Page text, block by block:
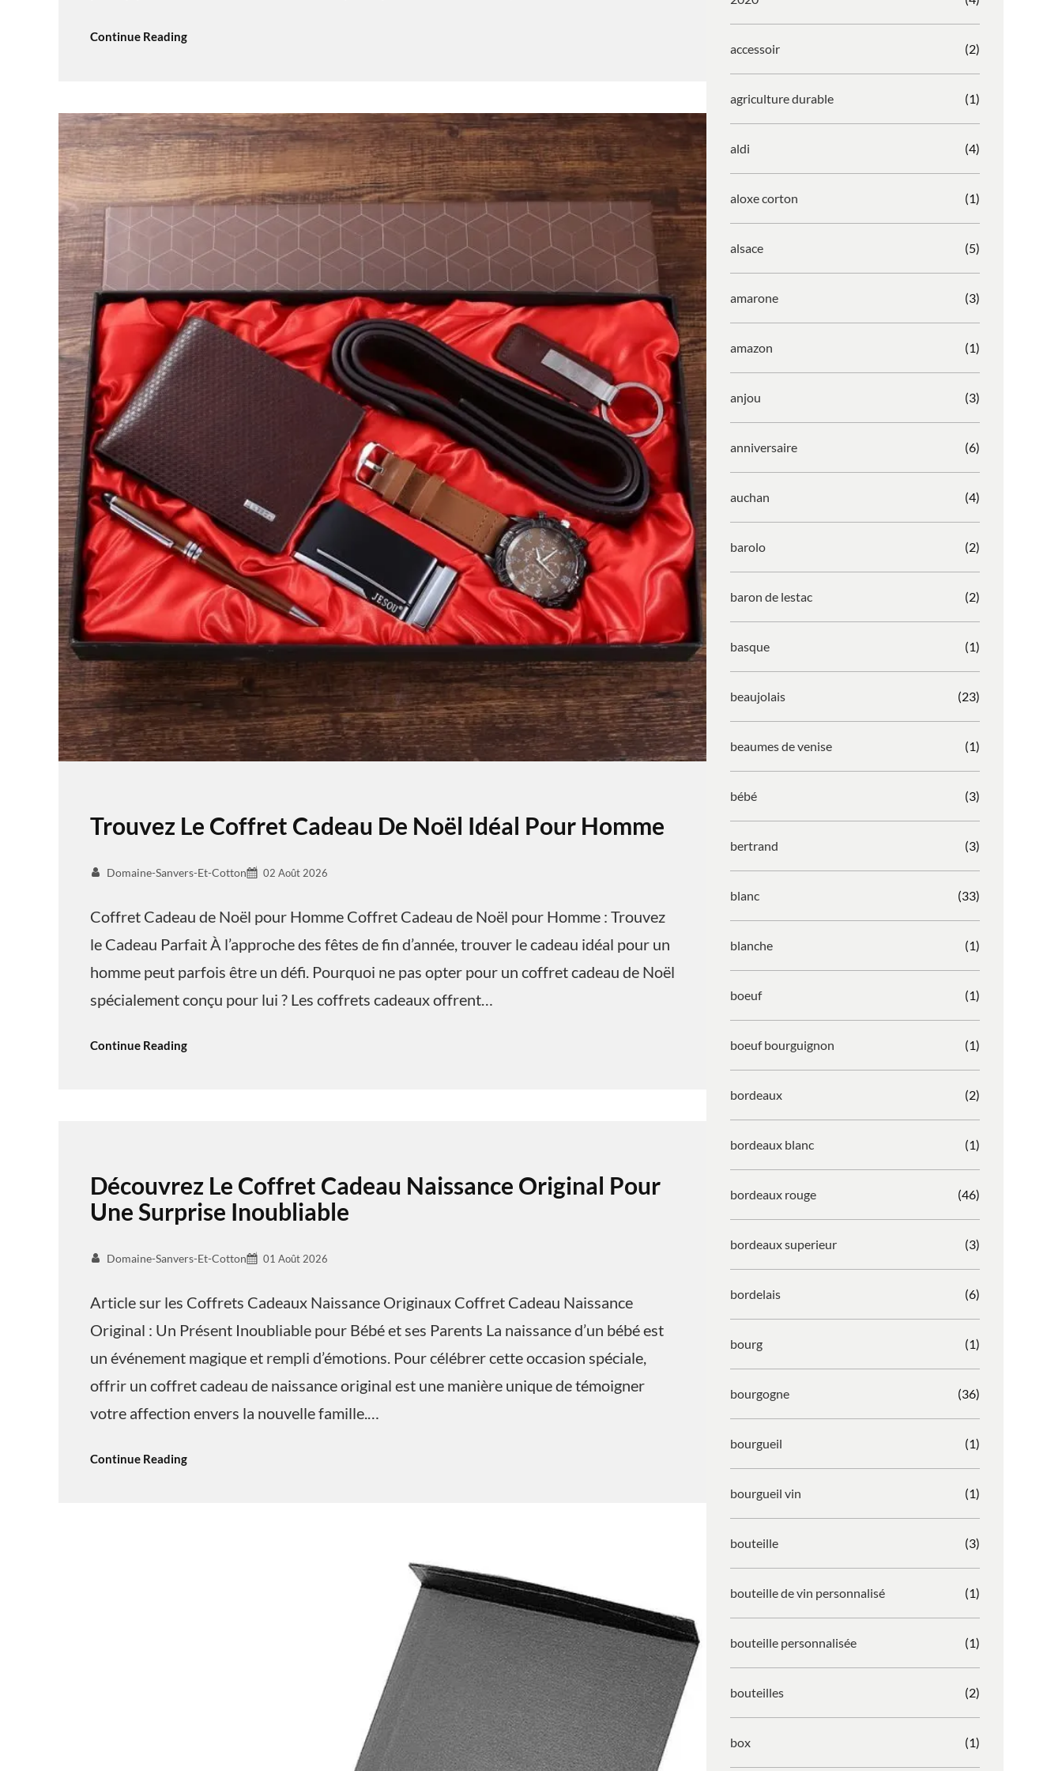
Continue Reading
Trouvez Le Coffret Cadeau De Noël Idéal Pour Homme
Domaine-Sanvers-Et-Cotton 02 Août 2026
Coffret Cadeau de Noël pour Homme Coffret Cadeau de Noël pour Homme : Trouvez
le Cadeau Parfait À l’approche des fêtes de fin d’année, trouver le cadeau idéal pour un
homme peut parfois être un défi. Pourquoi ne pas opter pour un coffret cadeau de Noël
spécialement conçu pour lui ? Les coffrets cadeaux offrent…
Continue Reading
Découvrez Le Coffret Cadeau Naissance Original Pour
Une Surprise Inoubliable
Domaine-Sanvers-Et-Cotton 01 Août 2026
Article sur les Coffrets Cadeaux Naissance Originaux Coffret Cadeau Naissance
Original : Un Présent Inoubliable pour Bébé et ses Parents La naissance d’un bébé est
un événement magique et rempli d’émotions. Pour célébrer cette occasion spéciale,
offrir un coffret cadeau de naissance original est une manière unique de témoigner
votre affection envers la nouvelle famille.…
Continue Reading
accessoir (2)
agriculture durable (1)
aldi (4)
aloxe corton (1)
alsace (5)
amarone (3)
amazon (1)
anjou (3)
anniversaire (6)
auchan (4)
barolo (2)
baron de lestac (2)
basque (1)
beaujolais (23)
beaumes de venise (1)
bébé (3)
bertrand (3)
blanc (33)
blanche (1)
boeuf (1)
boeuf bourguignon (1)
bordeaux (2)
bordeaux blanc (1)
bordeaux rouge (46)
bordeaux superieur (3)
bordelais (6)
bourg (1)
bourgogne (36)
bourgueil (1)
bourgueil vin (1)
bouteille (3)
bouteille de vin personnalisé (1)
bouteille personnalisée (1)
bouteilles (2)
box (1)